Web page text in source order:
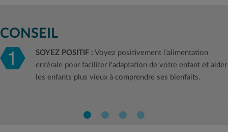
enfant est
alimenté par voie
entérale qu'il est
normal qu'il se
sente indisposé
pendant et après
domicile.
Découvrez-les.
CONSEIL
SOYEZ POSITIF : Voyez positivement l'alimentation
entérale pour faciliter l'adaptation de votre enfant et aider
les enfants plus vieux à comprendre ses bienfaits.